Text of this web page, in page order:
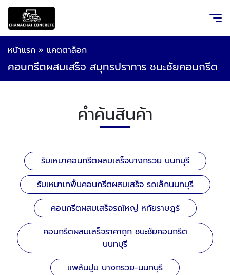
หน้าแรก » แคตตาล็อก
คอนกรีตผสมเสร็จ สมุทรปราการ ชนะชัยคอนกรีต
คำค้นสินค้า
รับเหมาคอนกรีตผสมเสร็จบางกรวย นนทบุรี
รับเหมาเทพื้นคอนกรีตผสมเสร็จ รถเล็กนนทบุรี
คอนกรีตผสมเสร็จรถใหญ่ หทัยราษฎร์
คอนกรีตผสมเสร็จราคาถูก ชนะชัยคอนกรีต
นนทบุรี
แพล้นปูน บางกรวย-นนทบุรี